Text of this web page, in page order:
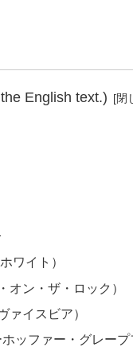
English text.)
ワイト）
ン・ザ・ロック）
イスビア）
ッファー・グレープ